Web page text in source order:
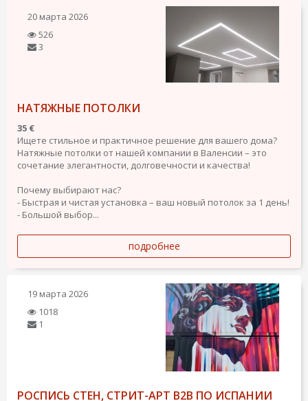
20 марта 2026
526
3
НАТЯЖНЫЕ ПОТОЛКИ
35 €
Ищете стильное и практичное решение для вашего дома?
Натяжные потолки от нашей компании в Валенсии – это
сочетание элегантности, долговечности и качества!
Почему выбирают нас?
- Быстрая и чистая установка – ваш новый потолок за 1 день!
- Большой выбор...
подробнее
19 марта 2026
1018
1
РОСПИСЬ СТЕН, СТРИТ-АРТ B2B ПО ИСПАНИИ